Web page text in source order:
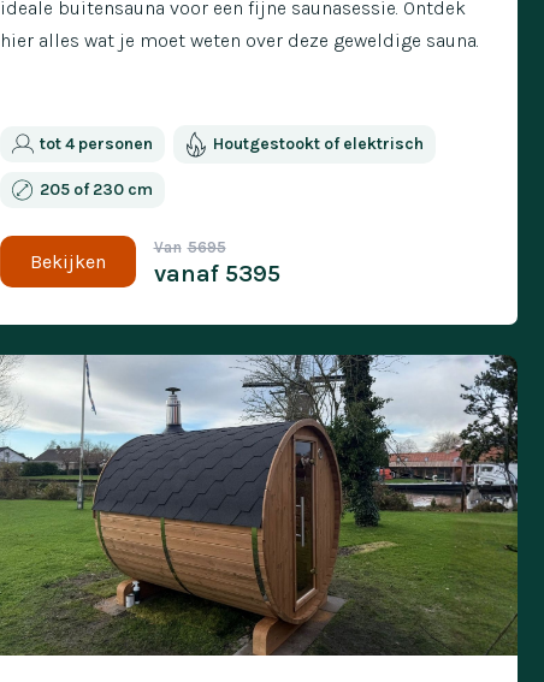
ideale buitensauna voor een fijne saunasessie. Ontdek
hier alles wat je moet weten over deze geweldige sauna.
tot 4 personen Houtgestookt of elektrisch
205 of 230 cm
Bekijken
Van 5695
vanaf 5395